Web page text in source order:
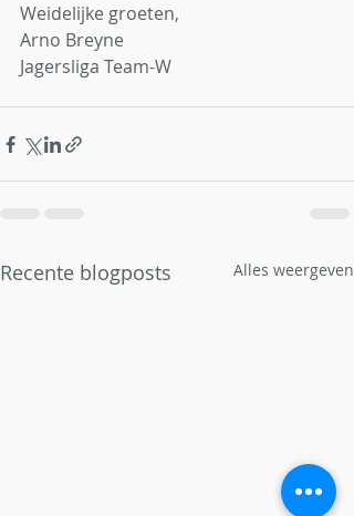
Weidelijke groeten,
Arno Breyne
Jagersliga Team-W
Recente blogposts Alles weergeven